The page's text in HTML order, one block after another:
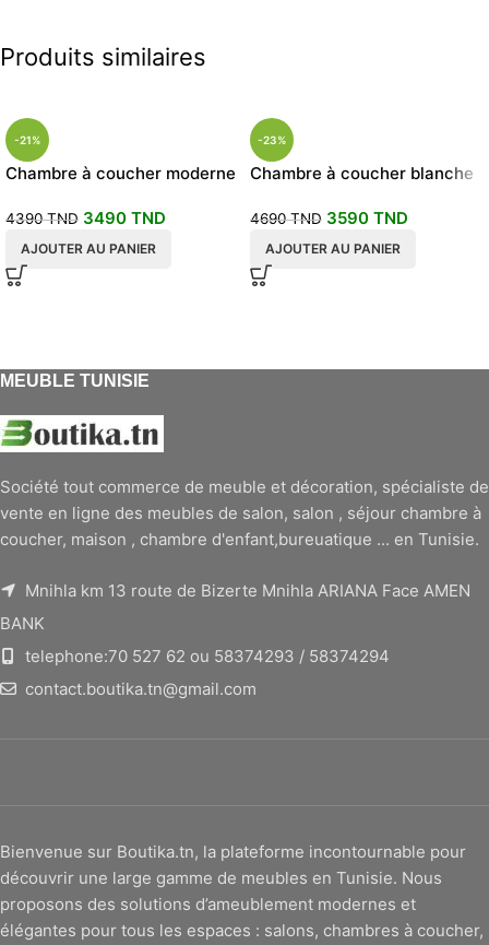
Produits similaires
-21%
Chambre à coucher moderne
4390TND 3490 TND
AJOUTER AU PANIER
-23%
Chambre à coucher blanche
4690TND 3590 TND
AJOUTER AU PANIER
MEUBLE TUNISIE
Société tout commerce de meuble et décoration, spécialiste de
vente en ligne des meubles de salon, salon , séjour chambre à
coucher, maison , chambre d'enfant,bureuatique ... en Tunisie.
Mnihla km 13 route de Bizerte Mnihla ARIANA Face AMEN
BANK
telephone:70 527 62 ou 58374293 / 58374294
contact.boutika.tn@gmail.com
Bienvenue sur Boutika.tn, la plateforme incontournable pour
découvrir une large gamme de meubles en Tunisie. Nous
proposons des solutions d’ameublement modernes et
élégantes pour tous les espaces : salons, chambres à coucher,